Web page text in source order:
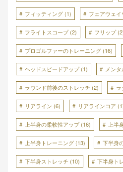
フィッティング (1) フェアウェイ
フライトスコープ(2) フリップ
プロゴルファーのトレーニング (16)
ヘッドスピードアップ(1) メン
ラウンド前後のストレッチ (2)
リアライン (6) リアラインコア
上半身の柔軟性アップ(16) 上半
上半身トレーニング (13) 下半身
下半身ストレッチ (10) 下半身ト